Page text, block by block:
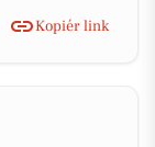
Kopiér link